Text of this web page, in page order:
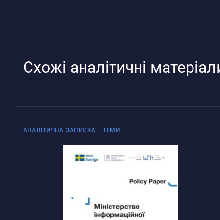
Схожі аналітичні
АНАЛІТИЧНА ЗАПИСКА ТЕМИ